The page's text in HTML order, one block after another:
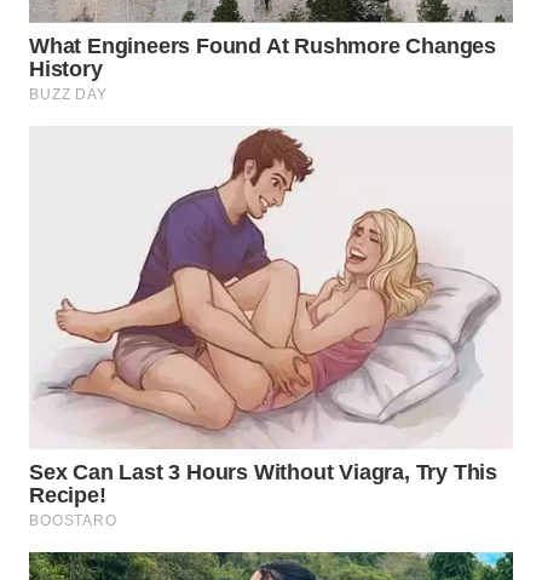
WN
SURABAYA
WN
MANDALIKA
LIKUPANG
WN